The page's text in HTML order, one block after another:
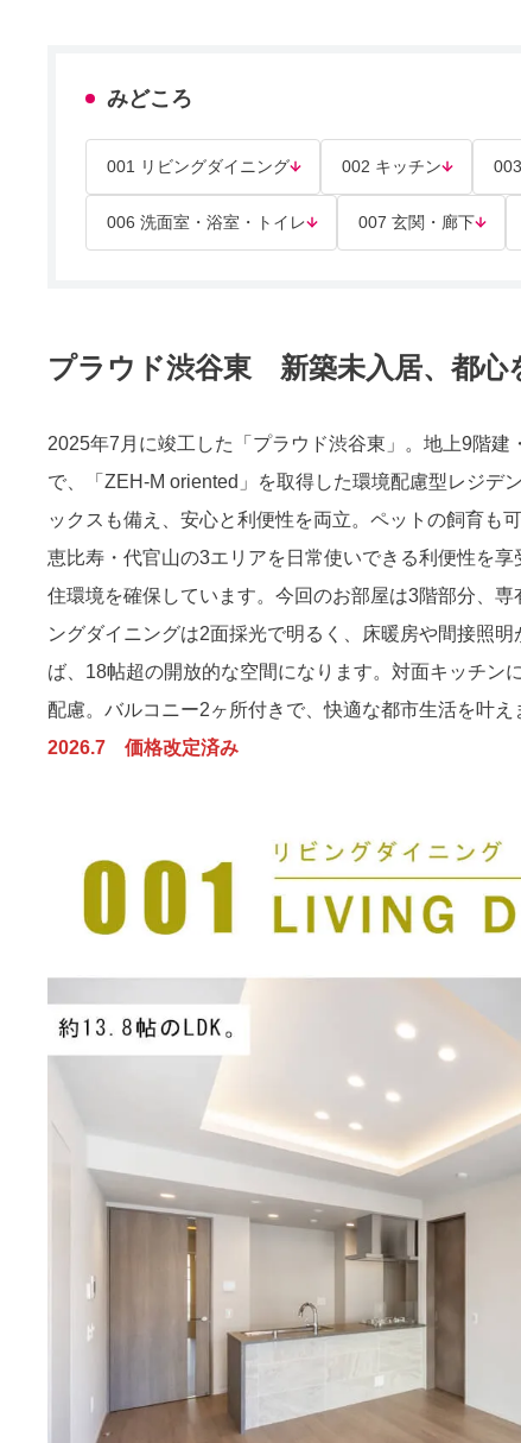
みどころ
001 リビングダイニング 002 キッチン
006 洗面室・浴室・トイレ 007 玄関・廊下
プラウド渋谷東 新築未入居、都心
2025年7月に竣工した「プラウド渋谷東」。地上9階
で、「ZEH-M oriented」を取得した環境配慮型レジデ
ックスも備え、安心と利便性を両立。ペットの飼育も
恵比寿・代官山の3エリアを日常使いできる利便性を
住環境を確保しています。今回のお部屋は3階部分、
ングダイニングは2面採光で明るく、床暖房や間接照
ば、18帖超の開放的な空間になります。対面キッチン
配慮。バルコニー2ヶ所付きで、快適な都市生活を叶え
2026.7 価格改定済み